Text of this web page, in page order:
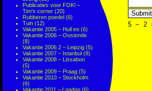
Publicaties voor FOK! –
Tim's corner (20)
Rubberen poedel (6)
Tuin (12)
Vakantie 2005 – Hull eo (6)
Vakantie 2006 – Oostende
(8)
Vakantie 2006 2 – Leipzig (5)
Vakantie 2007 – Istanbul (8)
Vakantie 2008 – Lissabon
(5)
Vakantie 2009 – Praag (5)
Vakantie 2010 – Stockholm
(6)
Vakantie 2011 – London (6)
5 − 2